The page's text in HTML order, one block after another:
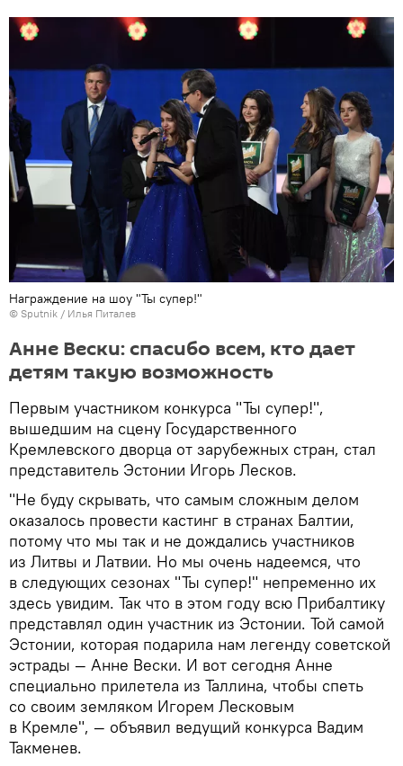
Награждение на шоу "Ты супер!"
© Sputnik / Илья Питалев
Анне Вески: спасибо всем, кто дает
детям такую возможность
Первым участником конкурса "Ты супер!",
вышедшим на сцену Государственного
Кремлевского дворца от зарубежных стран, стал
представитель Эстонии Игорь Лесков.
"Не буду скрывать, что самым сложным делом
оказалось провести кастинг в странах Балтии,
потому что мы так и не дождались участников
из Литвы и Латвии. Но мы очень надеемся, что
в следующих сезонах "Ты супер!" непременно их
здесь увидим. Так что в этом году всю Прибалтику
представлял один участник из Эстонии. Той самой
Эстонии, которая подарила нам легенду советской
эстрады — Анне Вески. И вот сегодня Анне
специально прилетела из Таллина, чтобы спеть
со своим земляком Игорем Лесковым
в Кремле", — объявил ведущий конкурса Вадим
Такменев.